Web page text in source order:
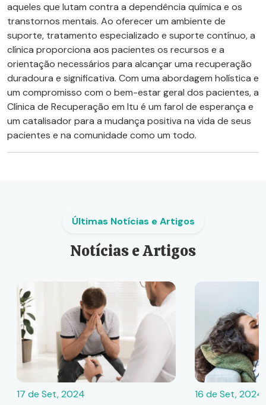
aqueles que lutam contra a dependência química e os
transtornos mentais. Ao oferecer um ambiente de
suporte, tratamento especializado e suporte contínuo, a
clínica proporciona aos pacientes os recursos e a
orientação necessários para alcançar uma recuperação
duradoura e significativa. Com uma abordagem holística e
um compromisso com o bem-estar geral dos pacientes, a
Clínica de Recuperação em Itu é um farol de esperança e
um catalisador para a mudança positiva na vida de seus
pacientes e na comunidade como um todo.
Últimas Notícias e Artigos
Notícias e Artigos
17 de Set, 2024 16 de Set, 2024